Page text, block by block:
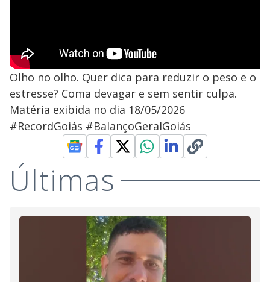
Olho no olho. Quer dica para reduzir o peso e o
estresse? Coma devagar e sem sentir culpa.
Matéria exibida no dia 18/05/2026
#RecordGoiás #BalançoGeralGoiás
Últimas